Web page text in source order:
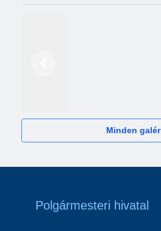
Minden
Polgármesteri hivatal